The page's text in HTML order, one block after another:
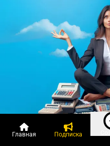
2
Главная Подписка